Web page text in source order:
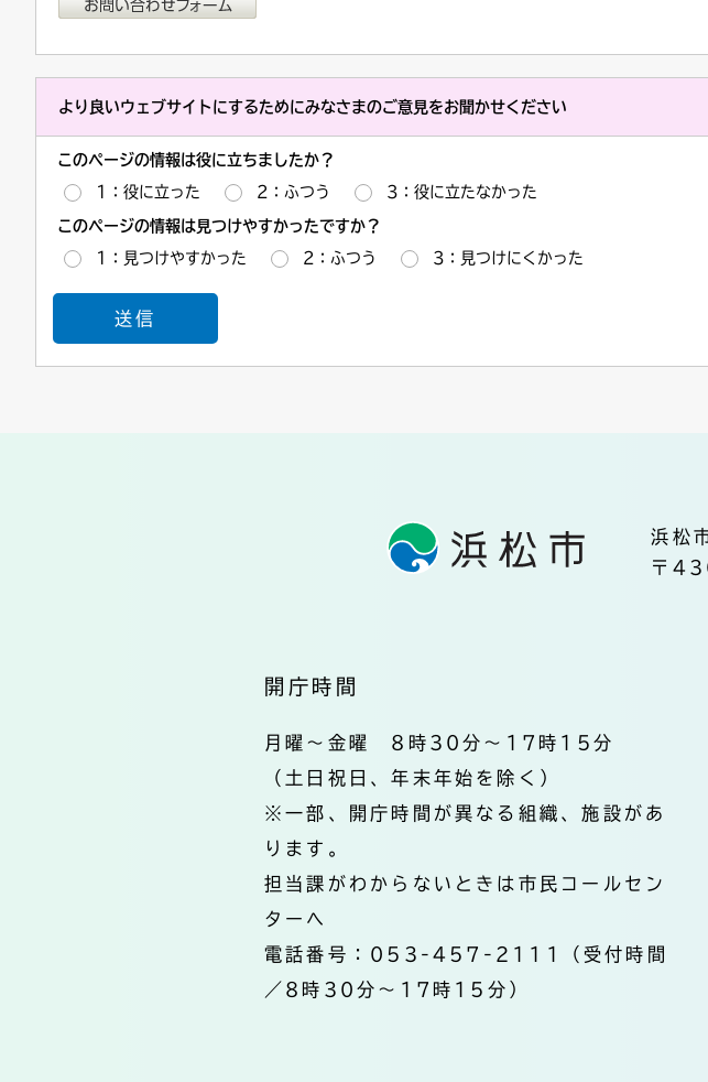
より良いウェブサイトにするためにみなさまのご意見をお聞かせください
このページの情報は役に立ちましたか？
1：役に立った 2：ふつう 3：役に立たなかった
このページの情報は見つけやすかったですか？
1：見つけやすかった 2：ふつう 3：見つけにくかった
浜松
〒
開庁時間
月曜～金曜 8時30分～17時15分
（土日祝日、年末年始を除く）
※一部、開庁時間が異なる組織、施設があ
ります。
担当課がわからないときは市民コールセン
ターへ
電話番号：053-457-2111（受付時間
／8時30分～17時15分）